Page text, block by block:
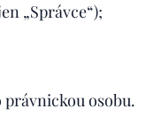
„Správce“);
osobu.